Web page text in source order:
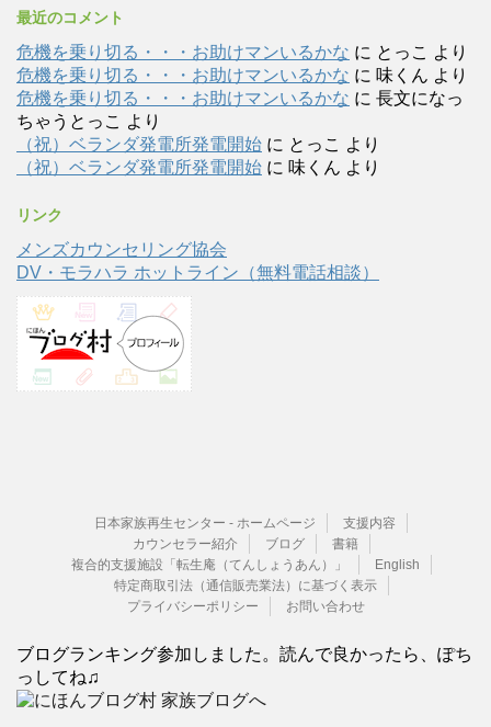
最近のコメント
危機を乗り切る・・・お助けマンいるかな に とっこ より
危機を乗り切る・・・お助けマンいるかな に 味くん より
危機を乗り切る・・・お助けマンいるかな に 長文になっ
ちゃうとっこ より
（祝）ベランダ発電所発電開始 に とっこ より
（祝）ベランダ発電所発電開始 に 味くん より
リンク
メンズカウンセリング協会
DV・モラハラ ホットライン（無料電話相談）
日本家族再生センター - ホームページ
支援内容
カウンセラー紹介
ブログ
書籍
複合的支援施設「転生庵（てんしょうあん）」
English
特定商取引法（通信販売業法）に基づく表示
プライバシーポリシー
お問い合わせ
ブログランキング参加しました。読んで良かったら、ぽち
っしてね♫